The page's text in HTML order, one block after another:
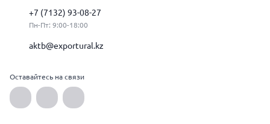
+7 (7132) 93-08-27
Пн-Пт: 9:00-18:00
aktb@exportural.kz
Оставайтесь на связи